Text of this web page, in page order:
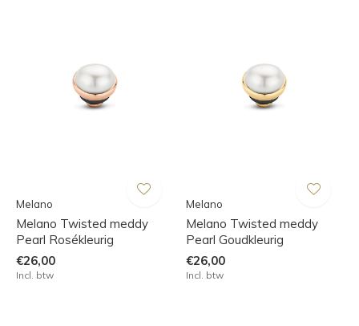
Melano
Melano Twisted meddy
Pearl Rosékleurig
€26,00
Incl. btw
Melano
Melano Twisted meddy
Pearl Goudkleurig
€26,00
Incl. btw